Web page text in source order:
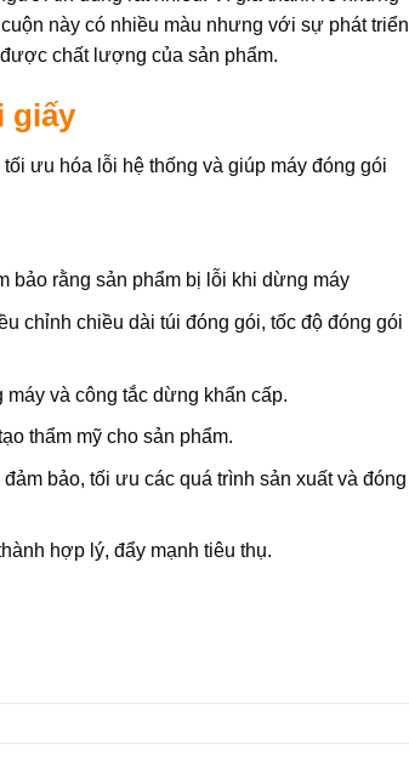
này có nhiều màu nhưng với sự phát triển
chất lượng của sản phẩm.
giấy
ưu hóa lỗi hệ thống và giúp máy đóng gói
bảo rằng sản phẩm bị lỗi khi dừng máy
chỉnh chiều dài túi đóng gói, tốc độ đóng gói
và công tắc dừng khẩn cấp.
thẩm mỹ cho sản phẩm.
bảo, tối ưu các quá trình sản xuất và đóng
hợp lý, đẩy mạnh tiêu thụ.